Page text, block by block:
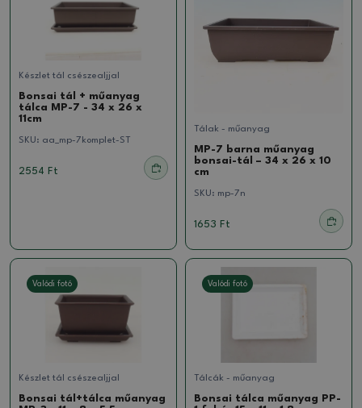
Készlet tál csészealjjal
Bonsai tál + műanyag
tálca MP-7 - 34 x 26 x
11cm
SKU: aa_mp-7komplet-ST
2554 Ft
Tálak - műanyag
MP-7 barna műanyag
bonsai-tál – 34 x 26 x 10
cm
SKU: mp-7n
1653 Ft
Valódi fotó
Készlet tál csészealjjal
Bonsai tál+tálca műanyag
Valódi fotó
Tálcák - műanyag
Bonsai tálca műanyag PP-